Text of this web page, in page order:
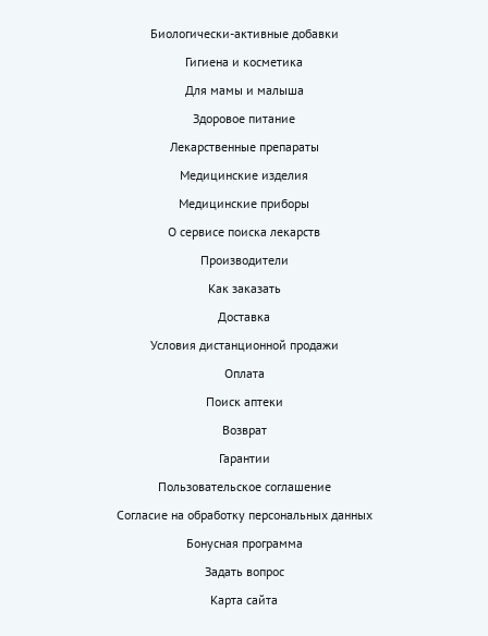
Биологически-активные добавки
Гигиена и косметика
Для мамы и малыша
Здоровое питание
Лекарственные препараты
Медицинские изделия
Медицинские приборы
О сервисе поиска лекарств
Производители
Как заказать
Доставка
Условия дистанционной продажи
Оплата
Поиск аптеки
Возврат
Гарантии
Пользовательское соглашение
Согласие на обработку персональных данных
Бонусная программа
Задать вопрос
Карта сайта